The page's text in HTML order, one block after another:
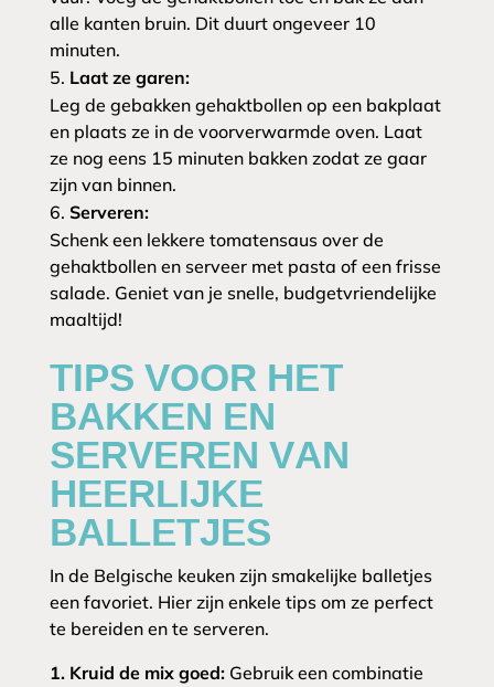
alle kanten bruin. Dit duurt ongeveer 10
minuten.
Laat ze garen:
Leg de gebakken gehaktbollen op een bakplaat
en plaats ze in de voorverwarmde oven. Laat
ze nog eens 15 minuten bakken zodat ze gaar
zijn van binnen.
Serveren:
Schenk een lekkere tomatensaus over de
gehaktbollen en serveer met pasta of een frisse
salade. Geniet van je snelle, budgetvriendelijke
maaltijd!
TIPS VOOR HET
BAKKEN EN
SERVEREN VAN
HEERLIJKE
BALLETJES
In de Belgische keuken zijn smakelijke balletjes
een favoriet. Hier zijn enkele tips om ze perfect
te bereiden en te serveren.
1. Kruid de mix goed:Gebruik een combinatie